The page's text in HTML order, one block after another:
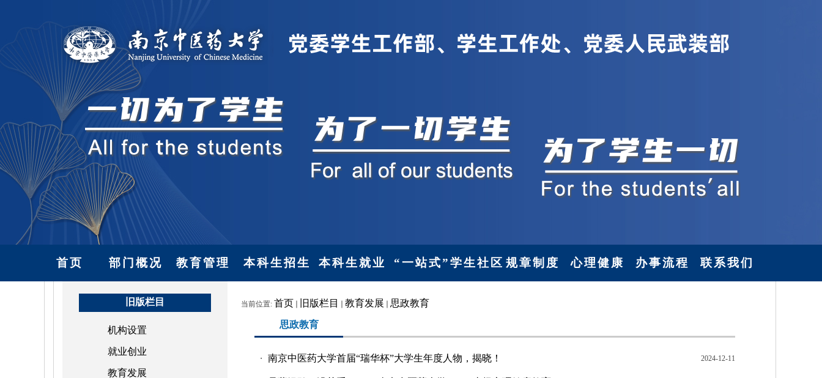
首页 部门概况 教育管理 本科生招生 本科生就业 “一站式”学生社区 规章制度 心理健康 办事流程 联系我们
旧版栏目
机构设置
就业创业
教育发展
当前位置: 首页 旧版栏目 教育发展 思政教育
思政教育
・ 南京中医药大学首届“瑞华杯”大学生年度人物，揭晓！ 2024-12-11